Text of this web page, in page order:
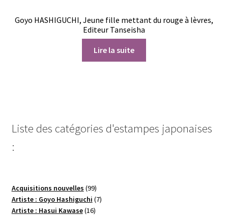
Goyo HASHIGUCHI, Jeune fille mettant du rouge à lèvres,
Editeur Tanseisha
Lire la suite
Liste des catégories d'estampes japonaises
:
Acquisitions nouvelles 9999
produits
Artiste : Goyo Hashiguchi 77
Artiste : Hasui Kawase 1616